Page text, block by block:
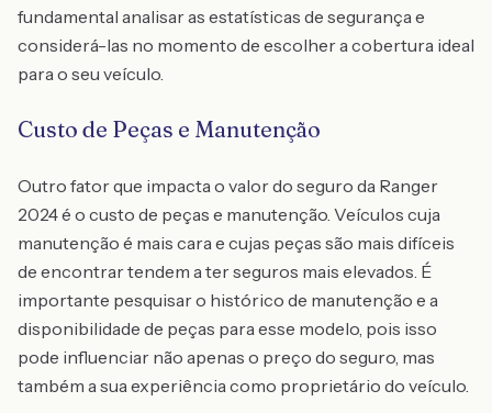
fundamental analisar as estatísticas de segurança e
considerá-las no momento de escolher a cobertura ideal
para o seu veículo.
Custo de Peças e Manutenção
Outro fator que impacta o valor do seguro da Ranger
2024 é o custo de peças e manutenção. Veículos cuja
manutenção é mais cara e cujas peças são mais difíceis
de encontrar tendem a ter seguros mais elevados. É
importante pesquisar o histórico de manutenção e a
disponibilidade de peças para esse modelo, pois isso
pode influenciar não apenas o preço do seguro, mas
também a sua experiência como proprietário do veículo.